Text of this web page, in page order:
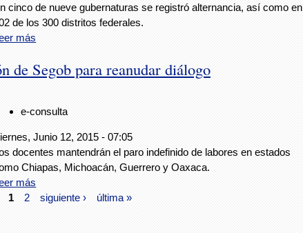
cinco de nueve gubernaturas se registró alternancia, así como en
de los 300 distritos federales.
más
de Segob para reanudar diálogo
e-consulta
Junio 12, 2015 - 07:05
docentes mantendrán el paro indefinido de labores en estados
Chiapas, Michoacán, Guerrero y Oaxaca.
más
1
2 siguiente › última »